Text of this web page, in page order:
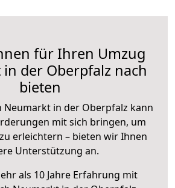
für Ihren Umzug
der Oberpfalz nach
bieten
Neumarkt in der Oberpfalz kann
mit sich bringen, um
erleichtern – bieten wir Ihnen
Unterstützung an.
als 10 Jahre Erfahrung mit